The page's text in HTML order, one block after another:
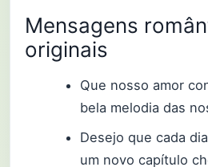
Mensagens
originais
Que nosso amor
bela melodia das
Desejo que cada
um novo capítulo